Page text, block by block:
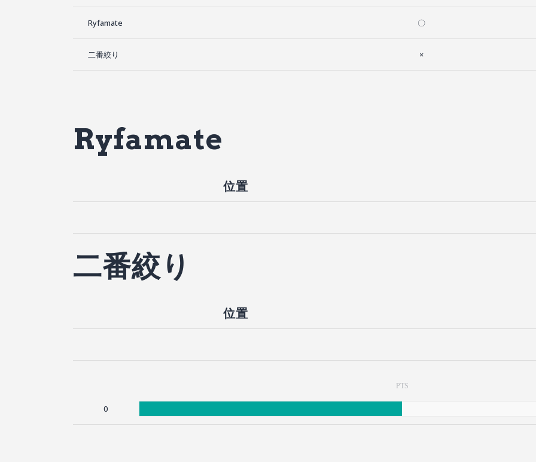
Ryfamate 〇
二番絞り ×
Ryfamate
位置
二番絞り
位置
PTS
0